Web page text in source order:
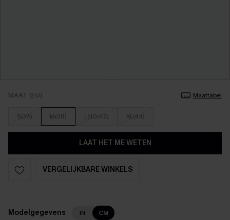
MAAT (EU) Maattabel
S(36) M(38) L(40/42) XL(44)
LAAT HET ME WETEN
VERGELIJKBARE WINKELS
Modelgegevens IN CM